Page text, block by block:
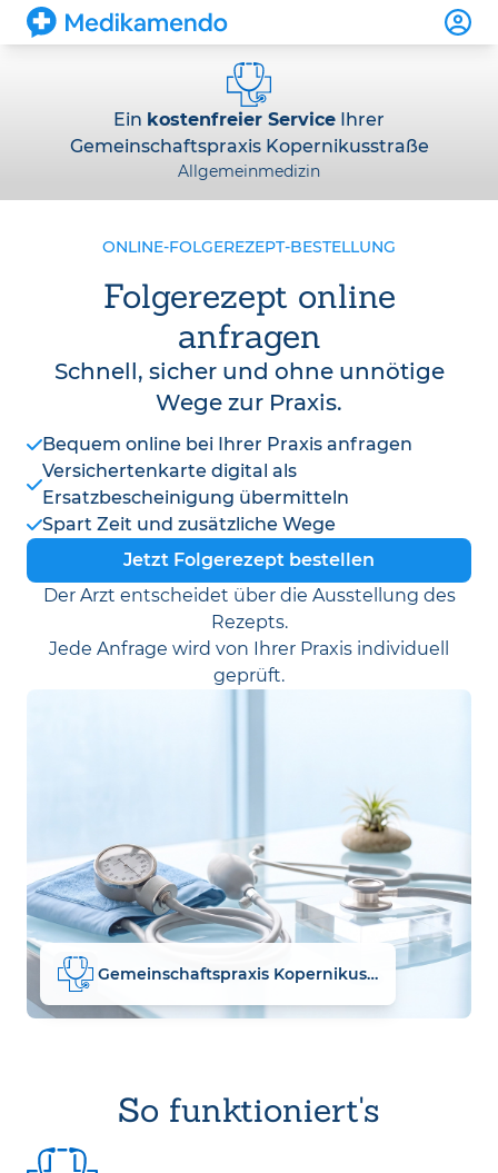
Ein kostenfreier Service Ihrer
Gemeinschaftspraxis Kopernikusstraße
Allgemeinmedizin
ONLINE-FOLGEREZEPT-BESTELLUNG
Folgerezept online
anfragen
Schnell, sicher und ohne unnötige
Wege zur Praxis.
Bequem online bei Ihrer Praxis anfragen
Versichertenkarte digital als
Ersatzbescheinigung übermitteln
Spart Zeit und zusätzliche Wege
Jetzt Folgerezept bestellen
Der Arzt entscheidet über die Ausstellung des
Rezepts.
Jede Anfrage wird von Ihrer Praxis individuell
geprüft.
Gemeinschaftspraxis Kopernikusstraße
So funktioniert's